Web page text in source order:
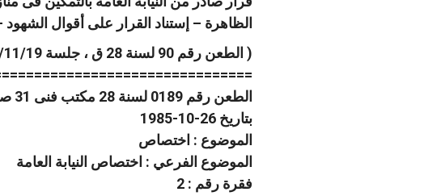
الظاهرة – إستناد القرار على أقوال
( الطعن رقم 90 لسنة 28 ق ، جلسة 1983/11/19 )
الطعن رقم 0189 لسنة 28 مكتب فنى 31 صفحة رقم 56
بتاريخ 26-10-1985
الموضوع : اختصاص
الموضوع الفرعي : اختصاص النيابة العامة
فقرة رقم : 2